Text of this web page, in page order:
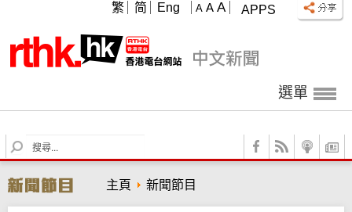
APPS
A A A
繁 简 Eng
選單
S
e
r
c
主頁 新聞節目